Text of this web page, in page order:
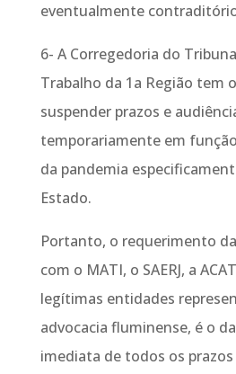
eventualmente
6- A Corregedoria do
Trabalho da 1a Região tem
suspender prazos e
temporariamente em
da pandemia
Estado.
Portanto, o requerimento
com o MATI, o SAERJ, a
legítimas entidades
advocacia fluminense, é o
imediata de todos os